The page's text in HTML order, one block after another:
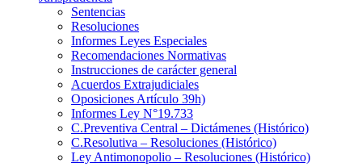
Sentencias
Resoluciones
Informes Leyes Especiales
Recomendaciones Normativas
Instrucciones de carácter general
Acuerdos Extrajudiciales
Oposiciones Artículo 39h)
Informes Ley N°19.733
C.Preventiva Central – Dictámenes (Histórico)
C.Resolutiva – Resoluciones (Histórico)
Ley Antimonopolio – Resoluciones (Histórico)